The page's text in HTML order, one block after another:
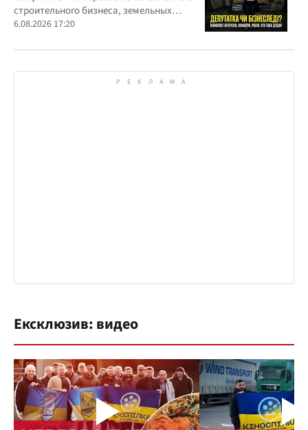
строительного бизнеса, земельных
скандалов, судебных дел
6.08.2026 17:20
Ексклюзив: видео